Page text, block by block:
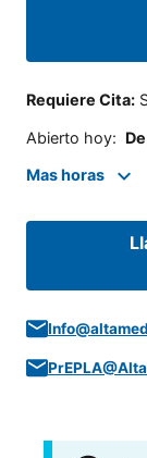
Requiere Cita:
Abierto hoy:
Mas horas